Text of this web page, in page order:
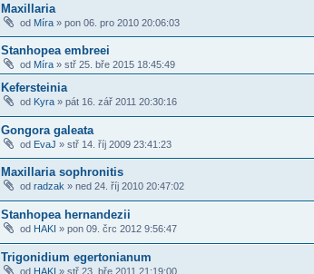
Maxillaria
od Míra » pon 06. pro 2010 20:06:03
Stanhopea embreei
od Míra » stř 25. bře 2015 18:45:49
Kefersteinia
od Kyra » pát 16. zář 2011 20:30:16
Gongora galeata
od EvaJ » stř 14. říj 2009 23:41:23
Maxillaria sophronitis
od radzak » ned 24. říj 2010 20:47:02
Stanhopea hernandezii
od HAKI » pon 09. črc 2012 9:56:47
Trigonidium egertonianum
od HAKI » stř 23. bře 2011 21:19:00